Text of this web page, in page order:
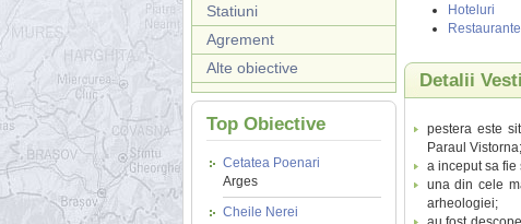
Statiuni
Agrement
Alte obiective
Top Obiective
Cetatea Poenari
Arges
Cheile Nerei
Hoteluri
Restaurante
Detalii
pestera este
Paraul Vistorna;
a inceput sa
una din cele
arheologiei;